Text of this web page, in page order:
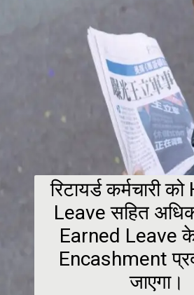
रिटायर्ड कर्मचारी
Leave सहित
Earned Leave
Encashment
जाएगा।